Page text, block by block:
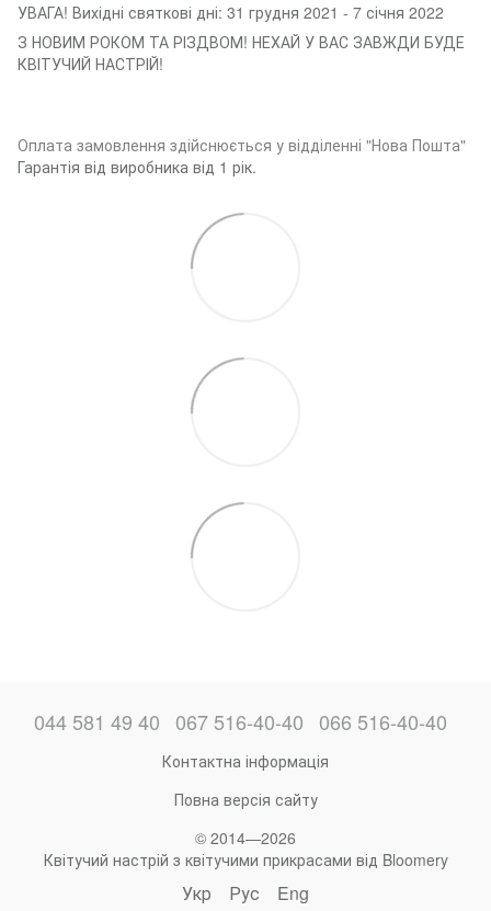
УВАГА! Вихідні святкові дні: 31 грудня 2021 - 7 січня 2022
З НОВИМ РОКОМ ТА РІЗДВОМ! НЕХАЙ У ВАС ЗАВЖДИ БУДЕ
КВІТУЧИЙ НАСТРІЙ!
Оплата замовлення здійснюється у відділенні "Нова Пошта"
Гарантія від виробника від 1 рік.
044 581 49 40 067 516-40-40 066 516-40-40
Контактна інформація
Повна версія сайту
© 2014—2026
Квітучий настрій з квітучими прикрасами від Bloomery
Укр Рус Eng